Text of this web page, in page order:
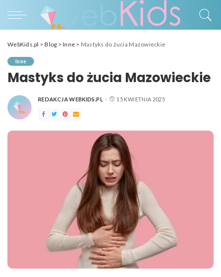
WebKids.pl >Blog >Inne > Mastyks do żucia Mazowieckie
Inne
Mastyks do żucia Mazowieckie
POSTED
REDAKCJA WEBKIDS.PL 15 KWIETNIA 2025